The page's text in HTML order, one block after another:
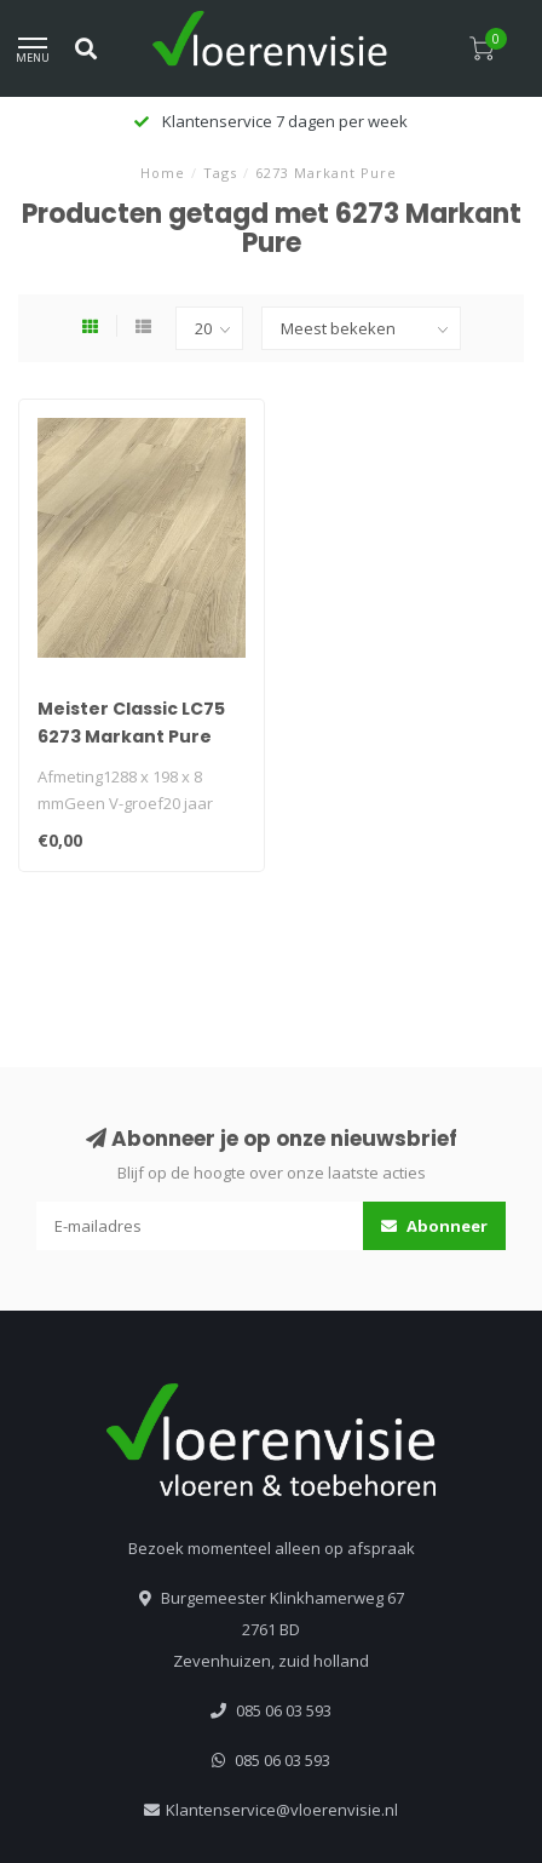
MENU
0
Klantenservice 7 dagen per week
Home / Tags / 6273 Markant Pure
Producten getagd met 6273 Markant
Pure
Meister Classic LC75
6273 Markant Pure
Afmeting1288 x 198 x 8
mmGeen V-groef20 jaar
garantieKlasse AC4 -
€0,00
Abonneer je op onze nieuwsbrief
Blijf op de hoogte over onze laatste acties
Abonneer
Bezoek momenteel alleen op afspraak
Burgemeester Klinkhamerweg 67
2761 BD
Zevenhuizen, zuid holland
085 06 03 593
085 06 03 593
Klantenservice@vloerenvisie.nl